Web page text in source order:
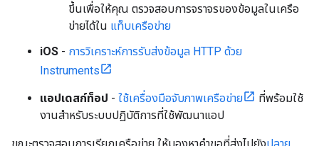
ขึ้นเพื่อให้คุณ ตรวจสอบการจราจรของข้อมูลในเครือ
ข่ายได้ใน แท็บเครือข่าย
iOS - การวิเคราะห์การรับส่งข้อมูล HTTP ด้วย
Instruments
แอปเดสก์ท็อป - ใช้เครื่องมือจับภาพเครือข่าย
ที่พร้อมใช้
งานสำหรับระบบปฏิบัติการที่ใช้พัฒนาแอป